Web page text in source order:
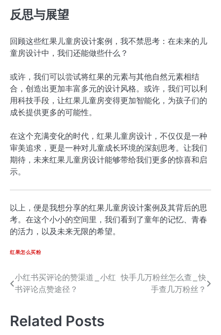
反思与展望
回顾这些红果儿童房设计案例，我不禁思考：在未来的儿
童房设计中，我们还能做些什么？
或许，我们可以尝试将红果的元素与其他自然元素相结
合，创造出更加丰富多元的设计风格。或许，我们可以利
用科技手段，让红果儿童房变得更加智能化，为孩子们的
成长提供更多的可能性。
在这个充满变化的时代，红果儿童房设计，不仅仅是一种
审美追求，更是一种对儿童成长环境的深刻思考。让我们
期待，未来红果儿童房设计能够带给我们更多的惊喜和启
示。
以上，便是我想分享的红果儿童房设计案例及其背后的思
考。在这个小小的空间里，我们看到了童年的记忆、青春
的活力，以及未来无限的希望。
红果怎么买粉
文
章
导
小红书买评论的赞渠道_小红
书评论点赞途径？
快手几万粉丝怎么查_快
手查几万粉丝？
Related Posts